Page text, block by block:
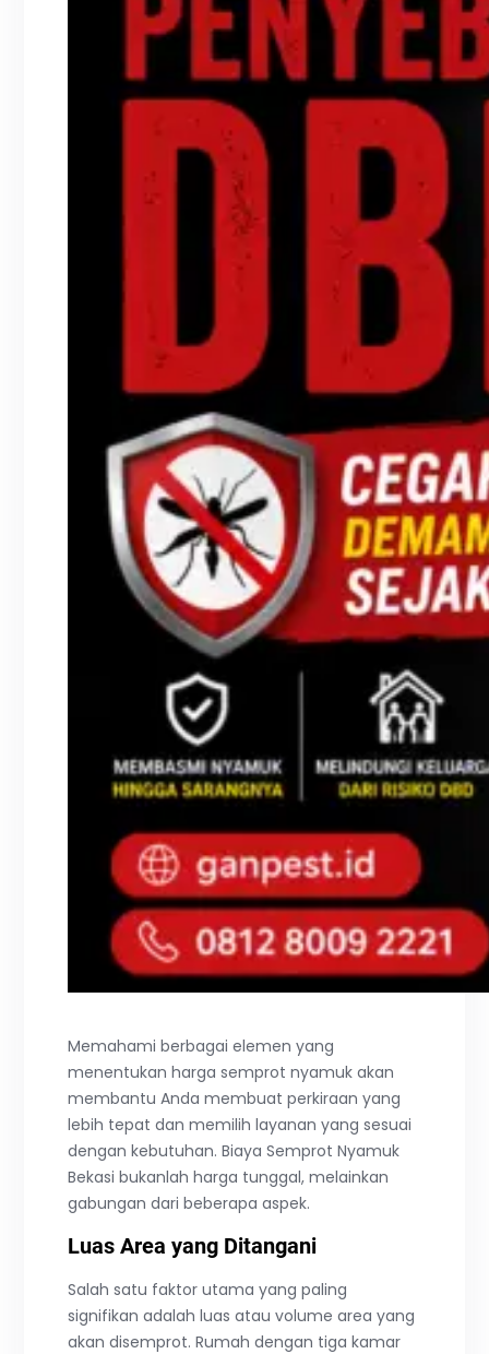
Memahami berbagai elemen yang
menentukan harga semprot nyamuk akan
membantu Anda membuat perkiraan yang
lebih tepat dan memilih layanan yang sesuai
dengan kebutuhan. Biaya Semprot Nyamuk
Bekasi bukanlah harga tunggal, melainkan
gabungan dari beberapa aspek.
Luas Area yang Ditangani
Salah satu faktor utama yang paling
signifikan adalah luas atau volume area yang
akan disemprot. Rumah dengan tiga kamar